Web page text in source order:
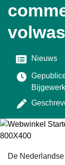
Categorie
Nieuws
De